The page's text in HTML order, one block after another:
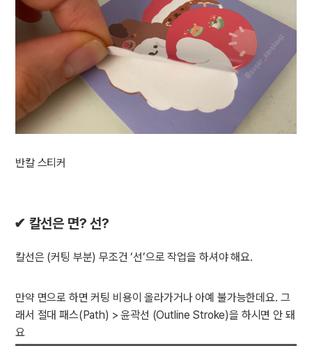
반칼 스티커
✔ 칼선은 면? 선?
칼선은 (커팅 부분) 무조건 ‘선’으로 작업을 하셔야 해요.
만약 면으로 하면 커팅 비용이 올라가거나 아예 불가능한데요. 그
래서 절대 패스(Path) > 윤곽선 (Outline Stroke)을 하시면 안 돼
요